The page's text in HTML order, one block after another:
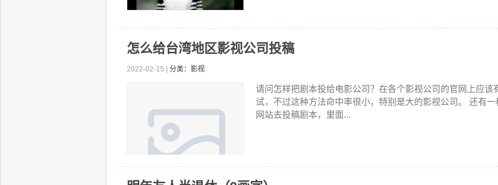
怎么给台湾地区影视公司投稿
2022-02-15 | 分类：影视
请问怎样把剧本投给电影公司？在各个影视公司的官网上应该
试，不过这种方法命中率很小，特别是大的影视公司。 还有
网站去投稿剧本，里面...